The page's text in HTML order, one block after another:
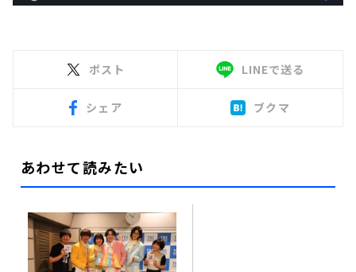
ポスト LINEで送る
シェア ブクマ
あわせて読みたい